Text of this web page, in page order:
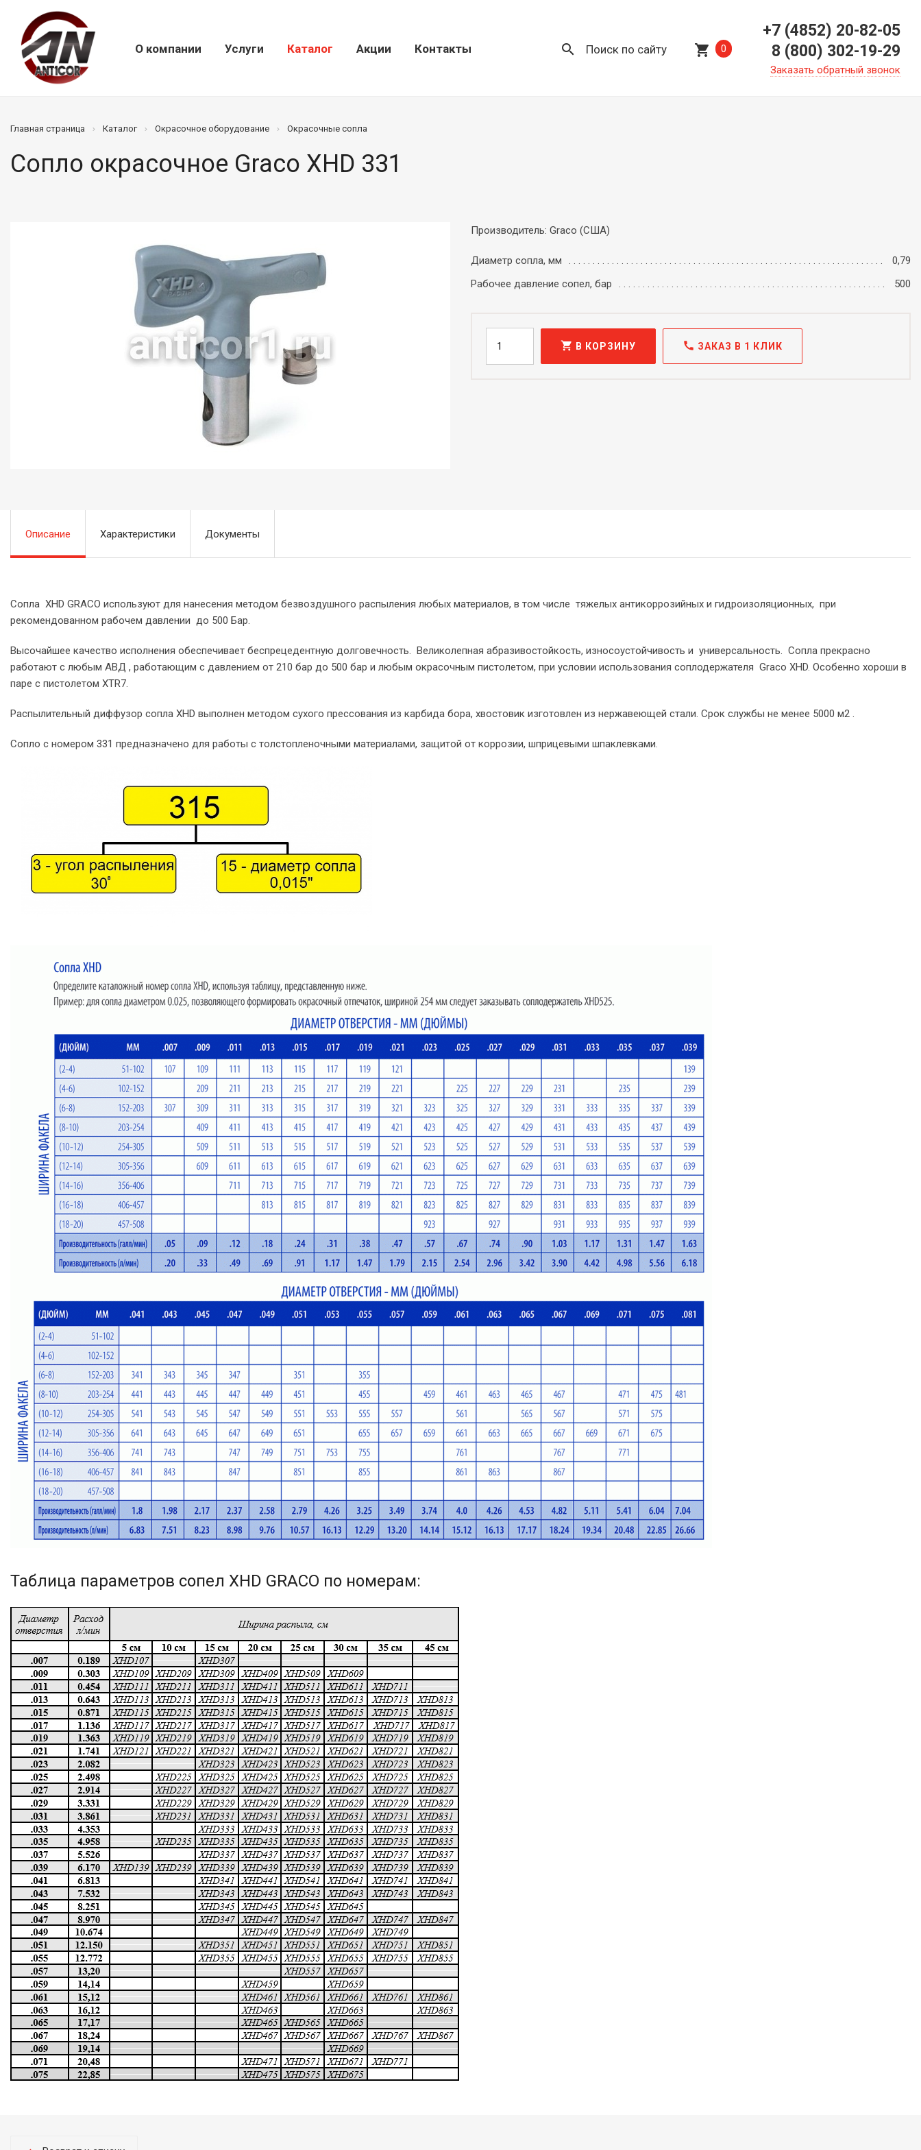
О компании Услуги Каталог Акции Контакты search Поиск по сайту shopping_cart 0
+7 (4852) 20-82-05
8 (800) 302-19-29
Заказать обратный звонок
Главная страница Каталог Окрасочное оборудование Окрасочные сопла
Сопло окрасочное Graco XHD 331
Производитель: Graco (США)
Диаметр сопла, мм
0,79
Рабочее давление сопел, бар
500
shopping_cart В КОРЗИНУ call ЗАКАЗ В 1 КЛИК
Описание Характеристики Документы
Сопла XHD GRACO используют для нанесения методом безвоздушного распыления любых материалов, в том числе тяжелых антикоррозийных и гидроизоляционных, при
рекомендованном рабочем давлении до 500 Бар.
Высочайшее качество исполнения обеспечивает беспрецедентную долговечность. Великолепная абразивостойкость, износоустойчивость и универсальность. Сопла прекрасно
работают с любым АВД , работающим с давлением от 210 бар до 500 бар и любым окрасочным пистолетом, при условии использования соплодержателя Graco XHD. Особенно хороши в
паре с пистолетом XTR7.
Распылительный диффузор сопла XHD выполнен методом сухого прессования из карбида бора, хвостовик изготовлен из нержавеющей стали. Срок службы не менее 5000 м2 .
Сопло с номером 331 предназначено для работы с толстопленочными материалами, защитой от коррозии, шприцевыми шпаклевками.
Таблица параметров сопел XHD GRACO по номерам: